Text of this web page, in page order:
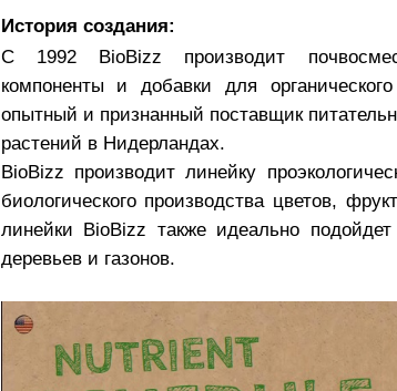
История создания:
С 1992 BioBizz производит
компоненты и добавки для
опытный и признанный поставщик
растений в Нидерландах.
BioBizz производит линейку
биологического производства цветов,
линейки BioBizz также идеально
деревьев и газонов.